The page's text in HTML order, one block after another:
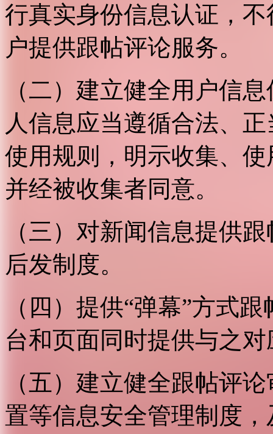
行真实身份信息认证，
户提供跟帖评论服务。
（二）建立健全用户信
人信息应当遵循合法、
使用规则，明示收集、
并经被收集者同意。
（三）对新闻信息提供
后发制度。
（四）提供“弹幕”方式
台和页面同时提供与之
（五）建立健全跟帖评
置等信息安全管理制度